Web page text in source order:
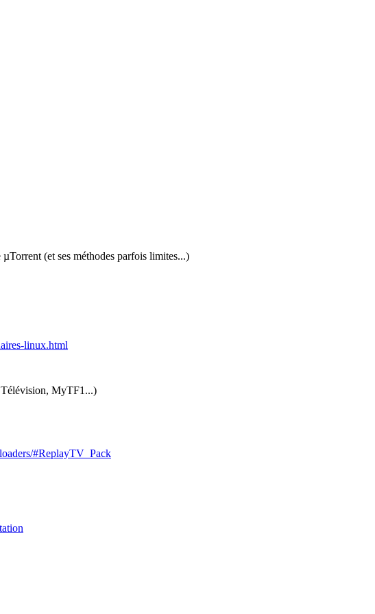
(et ses méthodes parfois limites...)
linux.html
Télévision, MyTF1...)
#ReplayTV_Pack